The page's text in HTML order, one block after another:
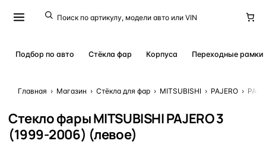
Подбор по авто Стёкла фар Корпуса Переходные рамки
Главная › Магазин › Стёкла для фар › MITSUBISHI › PAJERO ›
Стекло фары MITSUBISHI PAJERO 3
(1999-2006) (левое)